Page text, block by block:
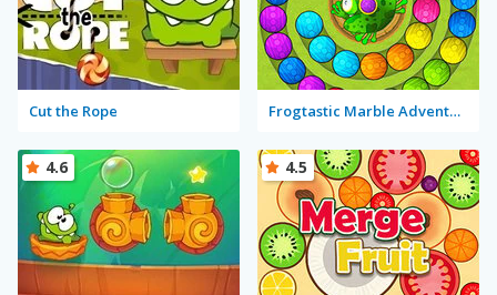
Cut the Rope Frogtastic Marble Adventure
4.6 4.5